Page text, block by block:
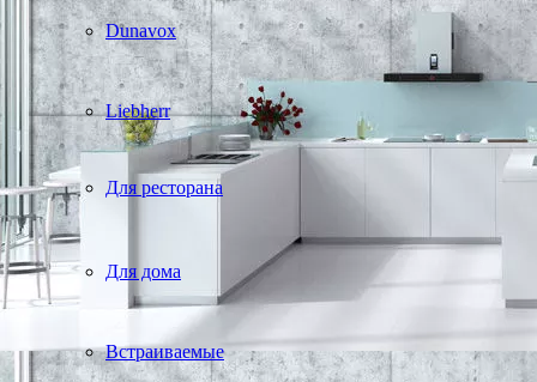
Dunavox
Liebherr
Для ресторана
Для дома
Встраиваемые